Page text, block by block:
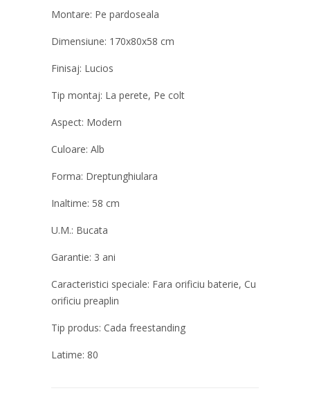
Montare: Pe pardoseala
Dimensiune: 170x80x58 cm
Finisaj: Lucios
Tip montaj: La perete, Pe colt
Aspect: Modern
Сuloare: Alb
Forma: Dreptunghiulara
Inaltime: 58 cm
U.M.: Bucata
Garantie: 3 ani
Caracteristici speciale: Fara orificiu baterie, Cu
orificiu preaplin
Tip produs: Cada freestanding
Latime: 80